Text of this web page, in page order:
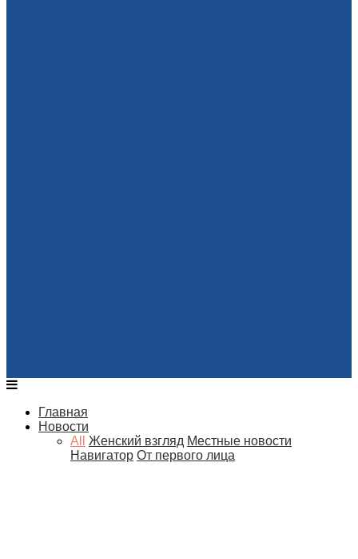
Главная
Новости
All
Женский взгляд Местные новости
Навигатор От первого лица